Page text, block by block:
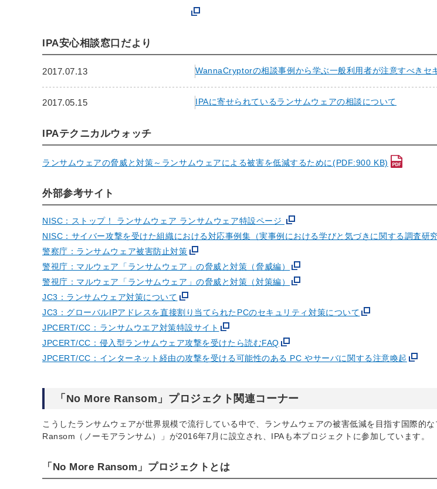
IPA安心相談窓口だより
2017.07.13 WannaCryptorの相談事例から学ぶ一般利用者が注意すべきセ
2017.05.15 IPAに寄せられているランサムウェアの相談について
IPAテクニカルウォッチ
ランサムウェアの脅威と対策～ランサムウェアによる被害を低減するために(PDF:900 KB)
外部参考サイト
NISC：ストップ！ ランサムウェア ランサムウェア特設ページ
NISC：サイバー攻撃を受けた組織における対応事例集（実事例における学びと気づきに関する調査研究
警察庁：ランサムウェア被害防止対策
警視庁：マルウェア「ランサムウェア」の脅威と対策（脅威編）
警視庁：マルウェア「ランサムウェア」の脅威と対策（対策編）
JC3：ランサムウェア対策について
JC3：グローバルIPアドレスを直接割り当てられたPCのセキュリティ対策について
JPCERT/CC：ランサムウエア対策特設サイト
JPCERT/CC：侵入型ランサムウェア攻撃を受けたら読むFAQ
JPCERT/CC：インターネット経由の攻撃を受ける可能性のある PC やサーバに関する注意喚起
「No More Ransom」プロジェクト関連コーナー
こうしたランサムウェアが世界規模で流行している中で、ランサムウェアの被害低減を目指す国際的
Ransom（ノーモアランサム）」が2016年7月に設立され、IPAも本プロジェクトに参加しています。
「No More Ransom」プロジェクトとは